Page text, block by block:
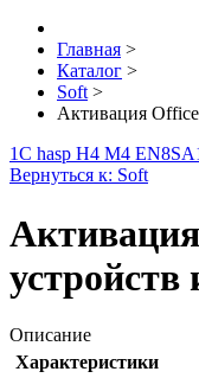
Главная >
Каталог >
Soft >
Активация
1С hasp H4 M4 EN8SA
Вернуться к: Soft
Описание
Характеристики